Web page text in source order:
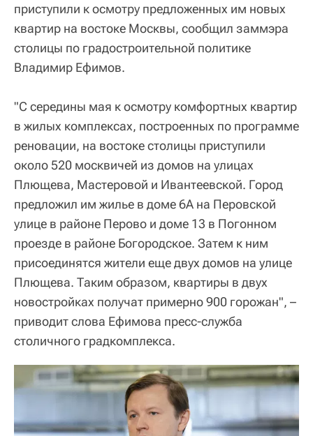
приступили к осмотру предложенных им новых
квартир на востоке Москвы, сообщил заммэра
столицы по градостроительной политике
Владимир Ефимов.
"С середины мая к осмотру комфортных квартир
в жилых комплексах, построенных по программе
реновации, на востоке столицы приступили
около 520 москвичей из домов на улицах
Плющева, Мастеровой и Ивантеевской. Город
предложил им жилье в доме 6А на Перовской
улице в районе Перово и доме 13 в Погонном
проезде в районе Богородское. Затем к ним
присоединятся жители еще двух домов на улице
Плющева. Таким образом, квартиры в двух
новостройках получат примерно 900 горожан", –
приводит слова Ефимова пресс-служба
столичного градкомплекса.